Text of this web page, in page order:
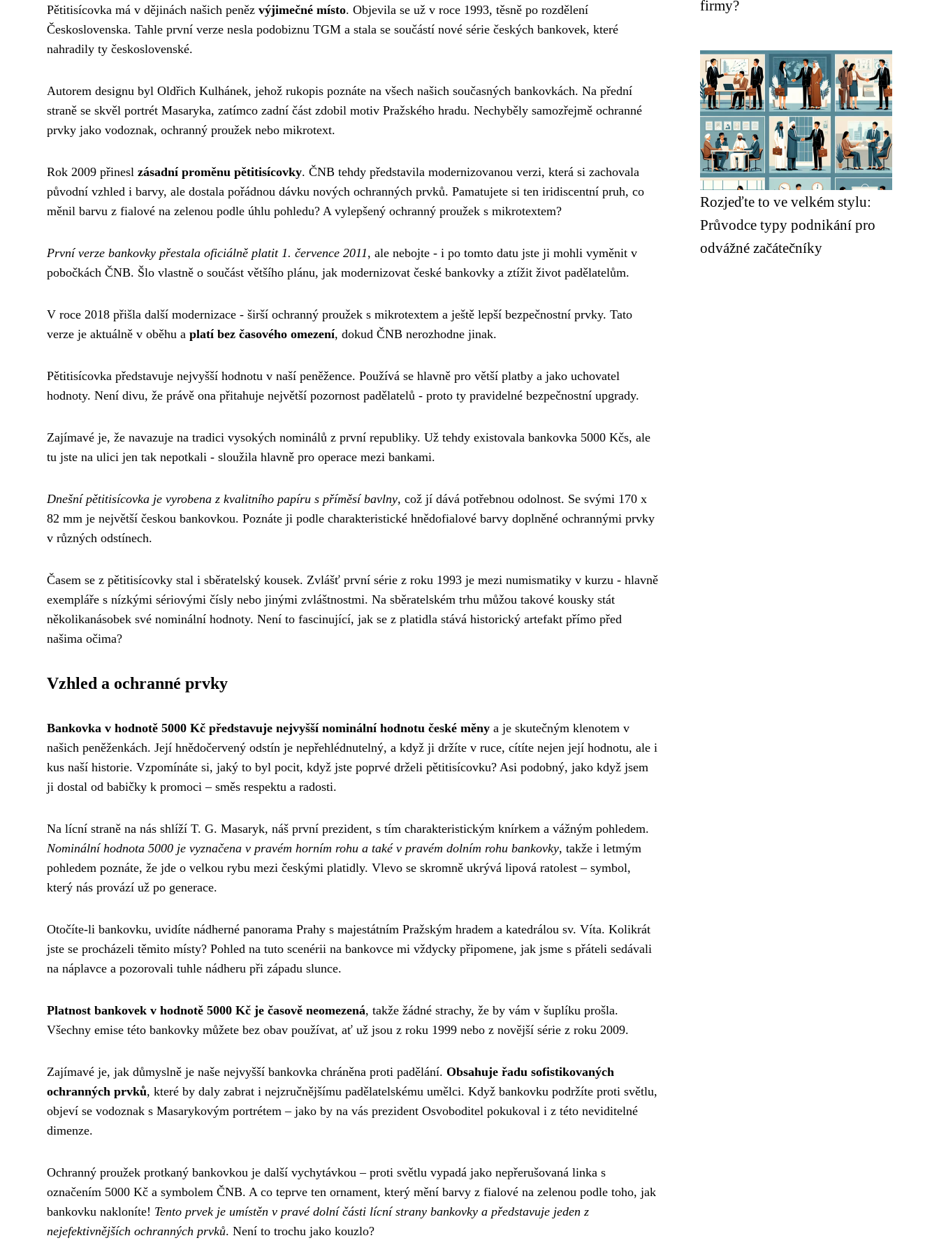
Pětitisícovka má v dějinách našich peněz výjimečné místo. Objevila se už v roce 1993, těsně po rozdělení
Československa. Tahle první verze nesla podobiznu TGM a stala se součástí nové série českých bankovek, které
nahradily ty československé.
Autorem designu byl Oldřich Kulhánek, jehož rukopis poznáte na všech našich současných bankovkách. Na přední
straně se skvěl portrét Masaryka, zatímco zadní část zdobil motiv Pražského hradu. Nechyběly samozřejmě ochranné
prvky jako vodoznak, ochranný proužek nebo mikrotext.
Rok 2009 přinesl zásadní proměnu pětitisícovky. ČNB tehdy představila modernizovanou verzi, která si zachovala
původní vzhled i barvy, ale dostala pořádnou dávku nových ochranných prvků. Pamatujete si ten iridiscentní pruh, co
měnil barvu z fialové na zelenou podle úhlu pohledu? A vylepšený ochranný proužek s mikrotextem?
První verze bankovky přestala oficiálně platit 1. července 2011, ale nebojte - i po tomto datu jste ji mohli vyměnit v
pobočkách ČNB. Šlo vlastně o součást většího plánu, jak modernizovat české bankovky a ztížit život padělatelům.
V roce 2018 přišla další modernizace - širší ochranný proužek s mikrotextem a ještě lepší bezpečnostní prvky. Tato
verze je aktuálně v oběhu a platí bez časového omezení, dokud ČNB nerozhodne jinak.
Pětitisícovka představuje nejvyšší hodnotu v naší peněžence. Používá se hlavně pro větší platby a jako uchovatel
hodnoty. Není divu, že právě ona přitahuje největší pozornost padělatelů - proto ty pravidelné bezpečnostní upgrady.
Zajímavé je, že navazuje na tradici vysokých nominálů z první republiky. Už tehdy existovala bankovka 5000 Kčs, ale
tu jste na ulici jen tak nepotkali - sloužila hlavně pro operace mezi bankami.
Dnešní pětitisícovka je vyrobena z kvalitního papíru s příměsí bavlny, což jí dává potřebnou odolnost. Se svými 170 x
82 mm je největší českou bankovkou. Poznáte ji podle charakteristické hnědofialové barvy doplněné ochrannými prvky
v různých odstínech.
Časem se z pětitisícovky stal i sběratelský kousek. Zvlášť první série z roku 1993 je mezi numismatiky v kurzu - hlavně
exempláře s nízkými sériovými čísly nebo jinými zvláštnostmi. Na sběratelském trhu můžou takové kousky stát
několikanásobek své nominální hodnoty. Není to fascinující, jak se z platidla stává historický artefakt přímo před
našima očima?
Vzhled a ochranné prvky
Bankovka v hodnotě 5000 Kč představuje nejvyšší nominální hodnotu české měny a je skutečným klenotem v
našich peněženkách. Její hnědočervený odstín je nepřehlédnutelný, a když ji držíte v ruce, cítíte nejen její hodnotu, ale i
kus naší historie. Vzpomínáte si, jaký to byl pocit, když jste poprvé drželi pětitisícovku? Asi podobný, jako když jsem
ji dostal od babičky k promoci – směs respektu a radosti.
Na lícní straně na nás shlíží T. G. Masaryk, náš první prezident, s tím charakteristickým knírkem a vážným pohledem.
Nominální hodnota 5000 je vyznačena v pravém horním rohu a také v pravém dolním rohu bankovky, takže i letmým
pohledem poznáte, že jde o velkou rybu mezi českými platidly. Vlevo se skromně ukrývá lipová ratolest – symbol,
který nás provází už po generace.
Otočíte-li bankovku, uvidíte nádherné panorama Prahy s majestátním Pražským hradem a katedrálou sv. Víta. Kolikrát
jste se procházeli těmito místy? Pohled na tuto scenérii na bankovce mi vždycky připomene, jak jsme s přáteli sedávali
na náplavce a pozorovali tuhle nádheru při západu slunce.
Platnost bankovek v hodnotě 5000 Kč je časově neomezená, takže žádné strachy, že by vám v šuplíku prošla.
Všechny emise této bankovky můžete bez obav používat, ať už jsou z roku 1999 nebo z novější série z roku 2009.
Zajímavé je, jak důmyslně je naše nejvyšší bankovka chráněna proti padělání. Obsahuje řadu sofistikovaných
ochranných prvků, které by daly zabrat i nejzručnějšímu padělatelskému umělci. Když bankovku podržíte proti světlu,
objeví se vodoznak s Masarykovým portrétem – jako by na vás prezident Osvoboditel pokukoval i z této neviditelné
dimenze.
Ochranný proužek protkaný bankovkou je další vychytávkou – proti světlu vypadá jako nepřerušovaná linka s
označením 5000 Kč a symbolem ČNB. A co teprve ten ornament, který mění barvy z fialové na zelenou podle toho, jak
bankovku nakloníte! Tento prvek je umístěn v pravé dolní části lícní strany bankovky a představuje jeden z
nejefektivnějších ochranných prvků. Není to trochu jako kouzlo?
firmy?
Rozjeďte to ve velkém stylu:
Průvodce typy podnikání pro
odvážné začátečníky